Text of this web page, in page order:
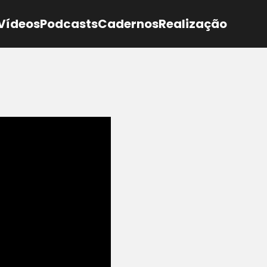
PodcastsCadernosRealização